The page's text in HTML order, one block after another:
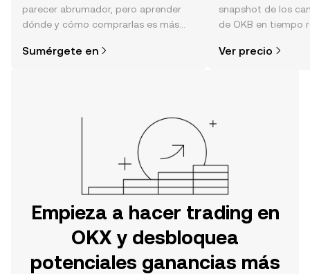
parecer abrumador, pero aprender
dónde y cómo comprarlas es más
tu aventura en la aplicación móvil de
Sumérgete en
snapshot de los
de OKB en tiempo
Ver precio
Empieza a hacer trading en
OKX y desbloquea
potenciales ganancias más